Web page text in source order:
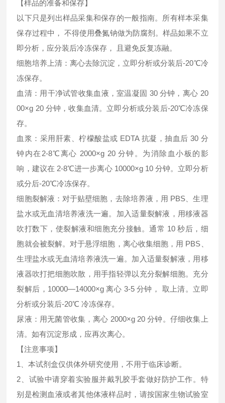
【样品的准备和保存】
以下只是列出样品采集和保存的一般指南。所有样本采集
保存过程中， 不得使用叠氮钠做为防腐剂。样品如果不立
即分析，应分装后冷冻保存， 且避免反复冻融。
细胞培养上清：离心去除沉淀，立即分析或分装后-20℃冷
冻保存。
血清：用干净试管收集血液，室温凝固 30 分钟，离心 20
00×g 20 分钟，收集血清。立即分析或分装后-20℃冷冻保
存。
血浆：采用肝素、柠檬酸盐或 EDTA 抗凝，抽血后 30 分
钟内在2-8℃离心 2000×g 20 分钟。为消除血小板的影
响，建议在 2-8℃进一步离心 10000×g 10 分钟。立即分析
或分后-20℃冷冻保存。
细胞裂解液：对于贴壁细胞，去除培养液，用 PBS、生理
盐水或无血清培养液洗一遍。加入适量裂解液，用移液器
吹打数下，使裂解液和细胞充分接触。通常 10 秒后，细
胞就会被裂解。对于悬浮细胞，离心收集细胞，用 PBS、
生理盐水或无血清培养液洗一遍。加入适量裂解液，用移
液器吹打把细胞吹散，用手指轻弹以充分裂解细胞。充分
裂解后，10000—14000×g 离心 3-5 分钟， 取上清。立即
分析或分装后-20℃ 冷冻保存。
尿液：用无菌管收集，离心 2000×g 20 分钟。仔细收集上
清。如有沉淀形成，应再次离心。
【注意事项】
1、本试剂盒仅供体外研究使用，不用于临床诊断。
2、试验中请穿着实验服并戴乳胶手套做好防护工作。特
别是检测血液或者其他体液样品时，请按国家生物试验室